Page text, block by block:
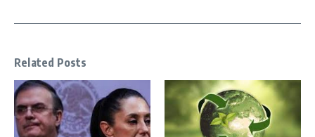
Related Posts